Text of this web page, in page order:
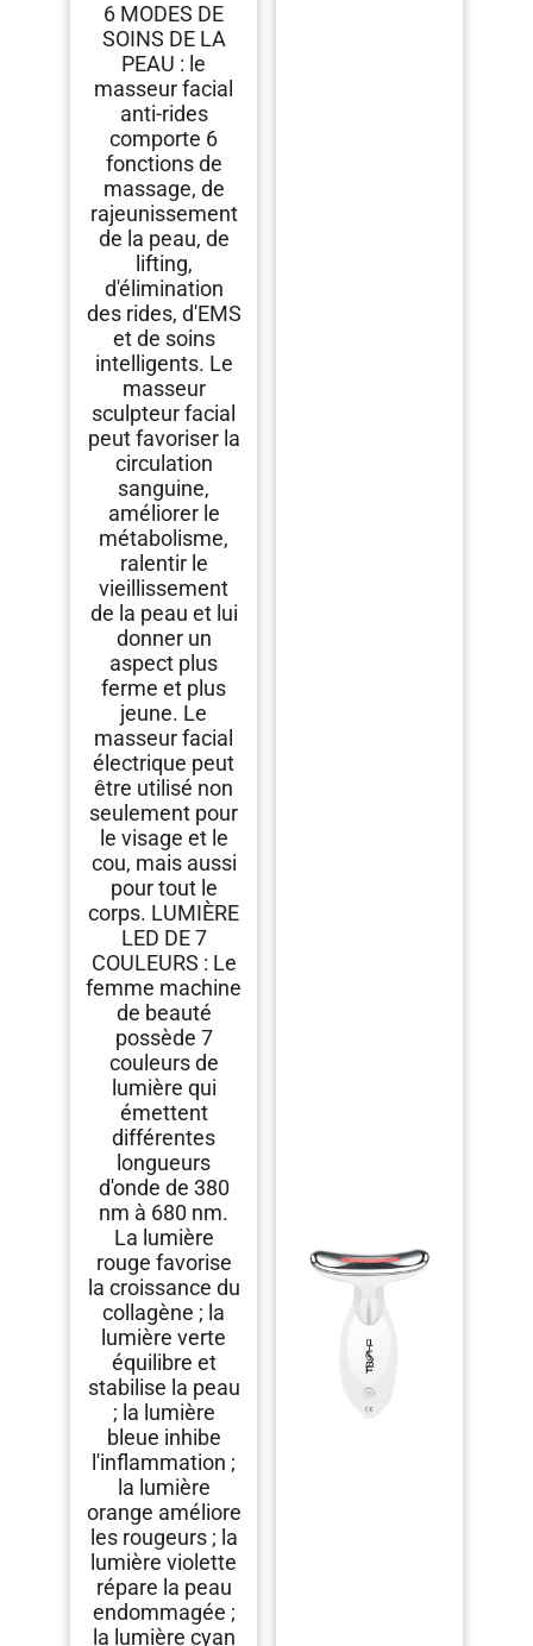
Double Menton Facial
6 Mode Beauté
Electrique Machine
Luminothérapie Led 7
Couleurs - EMS 45℃
Anti-Age Massage
Pour Raffermissement
du Visage et Cou
6 MODES DE
SOINS DE LA
PEAU : le
masseur facial
anti-rides
comporte 6
fonctions de
massage, de
rajeunissement
de la peau, de
lifting,
d'élimination
des rides, d'EMS
et de soins
intelligents. Le
masseur
sculpteur facial
peut favoriser la
circulation
sanguine,
améliorer le
métabolisme,
ralentir le
vieillissement
de la peau et lui
donner un
aspect plus
ferme et plus
jeune. Le
masseur facial
électrique peut
être utilisé non
seulement pour
le visage et le
cou, mais aussi
pour tout le
corps. LUMIÈRE
LED DE 7
COULEURS : Le
femme machine
de beauté
possède 7
couleurs de
lumière qui
émettent
différentes
longueurs
d'onde de 380
nm à 680 nm.
La lumière
rouge favorise
la croissance du
collagène ; la
lumière verte
équilibre et
stabilise la peau
; la lumière
bleue inhibe
l'inflammation ;
la lumière
orange améliore
les rougeurs ; la
lumière violette
répare la peau
endommagée ;
la lumière cyan